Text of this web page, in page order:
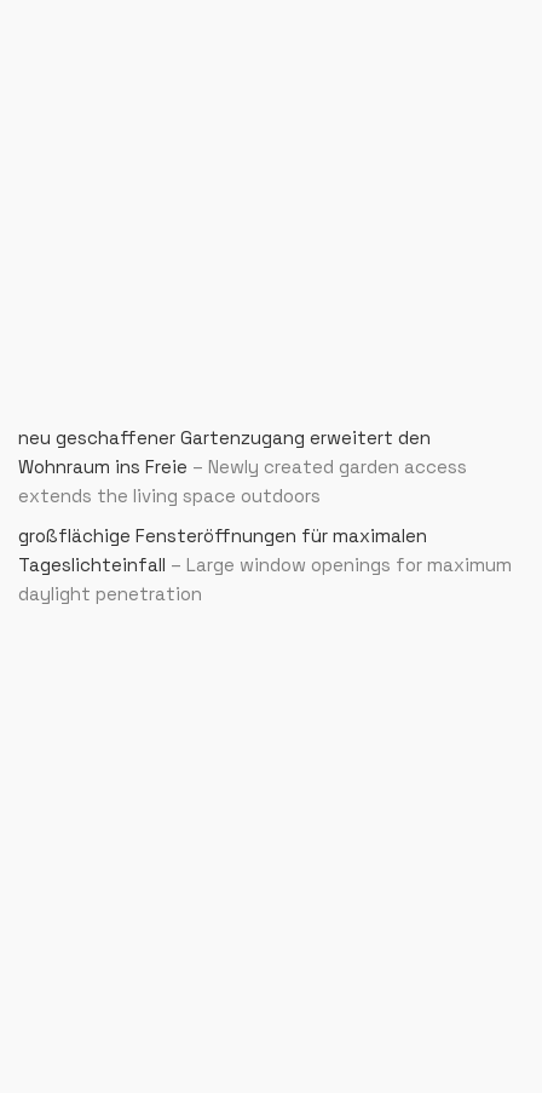
neu geschaffener Gartenzugang erweitert den
Wohnraum ins Freie – Newly created garden access
extends the living space outdoors
großflächige Fensteröffnungen für maximalen
Tageslichteinfall – Large window openings for maximum
daylight penetration